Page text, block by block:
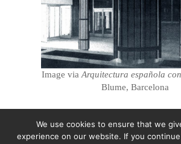
Image via Arquitectura española
Blume, Barcelona
We use cookies to ensure that we
experience on our website. If you